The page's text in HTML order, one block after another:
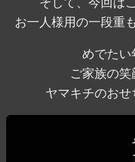
お一人様用の一段重
めでたい
ご家族の笑
ヤマキチのおせ